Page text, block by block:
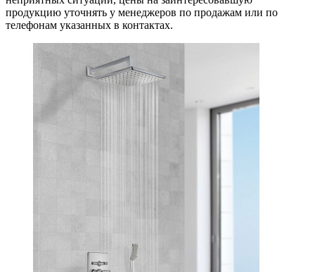
продукцию уточнять у менеджеров по продажам или по
телефонам указанных в контактах.